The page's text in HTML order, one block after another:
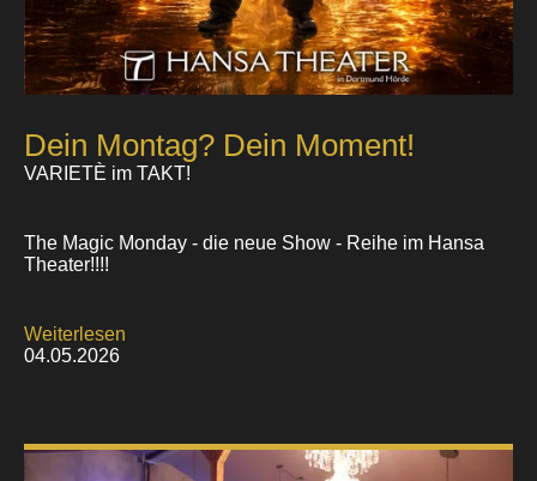
Dein Montag? Dein Moment!
VARIETÈ im TAKT!
The Magic Monday - die neue Show - Reihe im Hansa
Theater!!!!
Weiterlesen
04.05.2026